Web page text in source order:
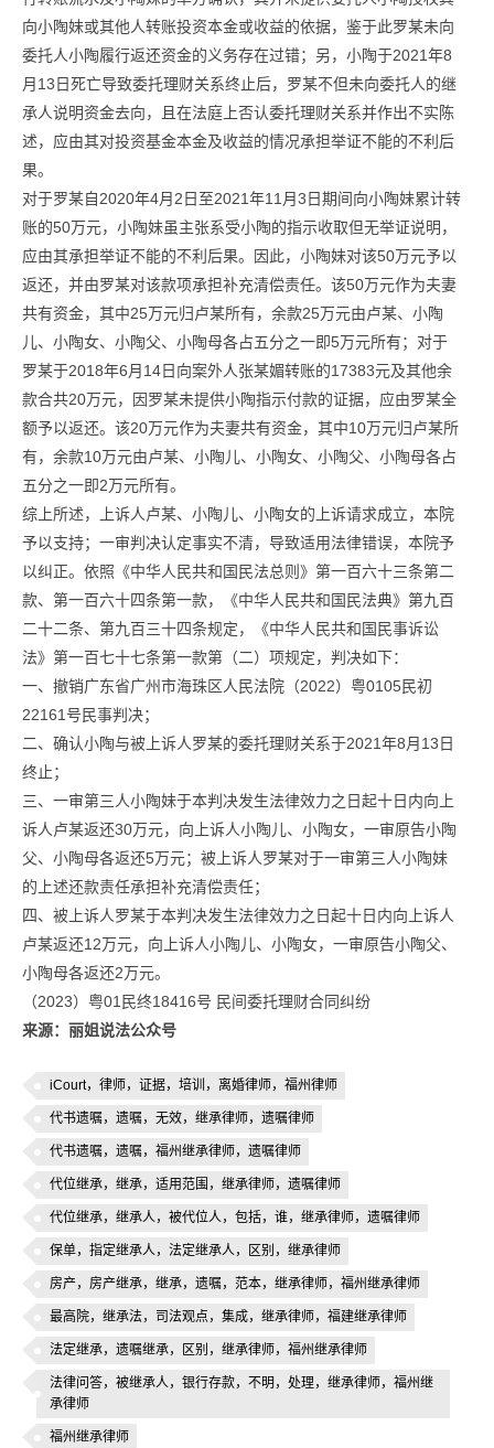
向小陶妹或其他人转账投资本金或收益的依据，鉴于此罗某未向
委托人小陶履行返还资金的义务存在过错；另，小陶于2021年8
月13日死亡导致委托理财关系终止后，罗某不但未向委托人的继
承人说明资金去向，且在法庭上否认委托理财关系并作出不实陈
述，应由其对投资基金本金及收益的情况承担举证不能的不利后
果。
对于罗某自2020年4月2日至2021年11月3日期间向小陶妹累计转
账的50万元，小陶妹虽主张系受小陶的指示收取但无举证说明，
应由其承担举证不能的不利后果。因此，小陶妹对该50万元予以
返还，并由罗某对该款项承担补充清偿责任。该50万元作为夫妻
共有资金，其中25万元归卢某所有，余款25万元由卢某、小陶
儿、小陶女、小陶父、小陶母各占五分之一即5万元所有；对于
罗某于2018年6月14日向案外人张某媚转账的17383元及其他余
款合共20万元，因罗某未提供小陶指示付款的证据，应由罗某全
额予以返还。该20万元作为夫妻共有资金，其中10万元归卢某所
有，余款10万元由卢某、小陶儿、小陶女、小陶父、小陶母各占
五分之一即2万元所有。
综上所述，上诉人卢某、小陶儿、小陶女的上诉请求成立，本院
予以支持；一审判决认定事实不清，导致适用法律错误，本院予
以纠正。依照《中华人民共和国民法总则》第一百六十三条第二
款、第一百六十四条第一款，《中华人民共和国民法典》第九百
二十二条、第九百三十四条规定，《中华人民共和国民事诉讼
法》第一百七十七条第一款第（二）项规定，判决如下：
一、撤销广东省广州市海珠区人民法院（2022）粤0105民初
22161号民事判决；
二、确认小陶与被上诉人罗某的委托理财关系于2021年8月13日
终止；
三、一审第三人小陶妹于本判决发生法律效力之日起十日内向上
诉人卢某返还30万元，向上诉人小陶儿、小陶女，一审原告小陶
父、小陶母各返还5万元；被上诉人罗某对于一审第三人小陶妹
的上述还款责任承担补充清偿责任；
四、被上诉人罗某于本判决发生法律效力之日起十日内向上诉人
卢某返还12万元，向上诉人小陶儿、小陶女，一审原告小陶父、
小陶母各返还2万元。
（2023）粤01民终18416号 民间委托理财合同纠纷
来源：丽姐说法公众号
iCourt，律师，证据，培训，离婚律师，福州律师
代书遗嘱，遗嘱，无效，继承律师，遗嘱律师
代书遗嘱，遗嘱，福州继承律师，遗嘱律师
代位继承，继承，适用范围，继承律师，遗嘱律师
代位继承，继承人，被代位人，包括，谁，继承律师，遗嘱律师
保单，指定继承人，法定继承人，区别，继承律师
房产，房产继承，继承，遗嘱，范本，继承律师，福州继承律师
最高院，继承法，司法观点，集成，继承律师，福建继承律师
法定继承，遗嘱继承，区别，继承律师，福州继承律师
法律问答，被继承人，银行存款，不明，处理，继承律师，福州继
承律师
福州继承律师